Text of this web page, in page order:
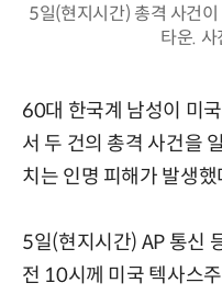
5일(현지시간) 총격 사건
타운.
60대 한국계 남성이 미
서 두 건의 총격 사건을
치는 인명 피해가 발생했
5일(현지시간) AP 통신
전 10시께 미국 텍사스